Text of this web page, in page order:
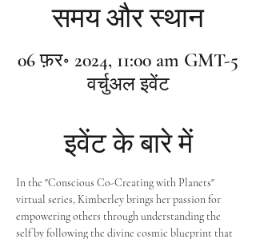
समय और स्थान
06 फ़र॰ 2024, 11:00 am GMT-5
वर्चुअल इवेंट
इवेंट के बारे में
In the "Conscious Co-Creating with Planets"
virtual series, Kimberley brings her passion for
empowering others through understanding the
self by following the divine cosmic blueprint that